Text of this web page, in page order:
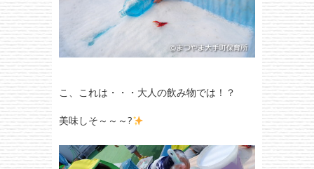
こ、これは・・・大人の飲み物では！？
美味しそ～～～?